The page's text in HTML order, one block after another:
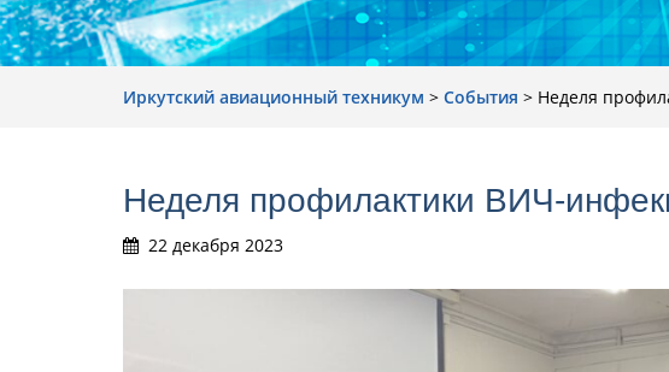
Иркутский авиационный техникум > События > Неделя
Неделя профилактики ВИЧ-
22 декабря 2023